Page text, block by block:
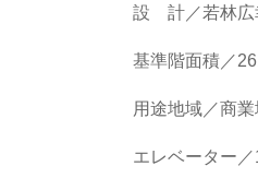
設 計／若林広
基準階面積／
用途地域／商
エレベーター